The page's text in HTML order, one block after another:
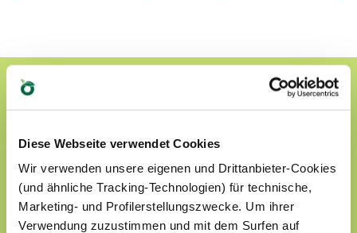
Diese Webseite verwendet Cookies
Wir verwenden unsere eigenen und Drittanbieter-Cookies
(und ähnliche Tracking-Technologien) für technische,
Marketing- und Profilerstellungszwecke. Um ihrer
Verwendung zuzustimmen und mit dem Surfen auf